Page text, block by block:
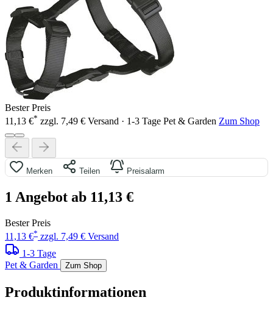
Bester Preis
11,13 €* zzgl. 7,49 € Versand · 1-3 Tage Pet & Garden Zum Shop
Merken Teilen Preisalarm
1 Angebot ab 11,13 €
Bester Preis
11,13 €* zzgl. 7,49 € Versand
1-3 Tage
Pet & Garden
Zum Shop
Produktinformationen